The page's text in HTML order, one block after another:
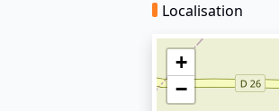
Localisation
+
−